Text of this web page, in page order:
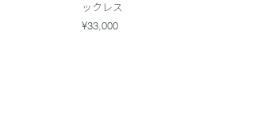
ックレス
¥33,000